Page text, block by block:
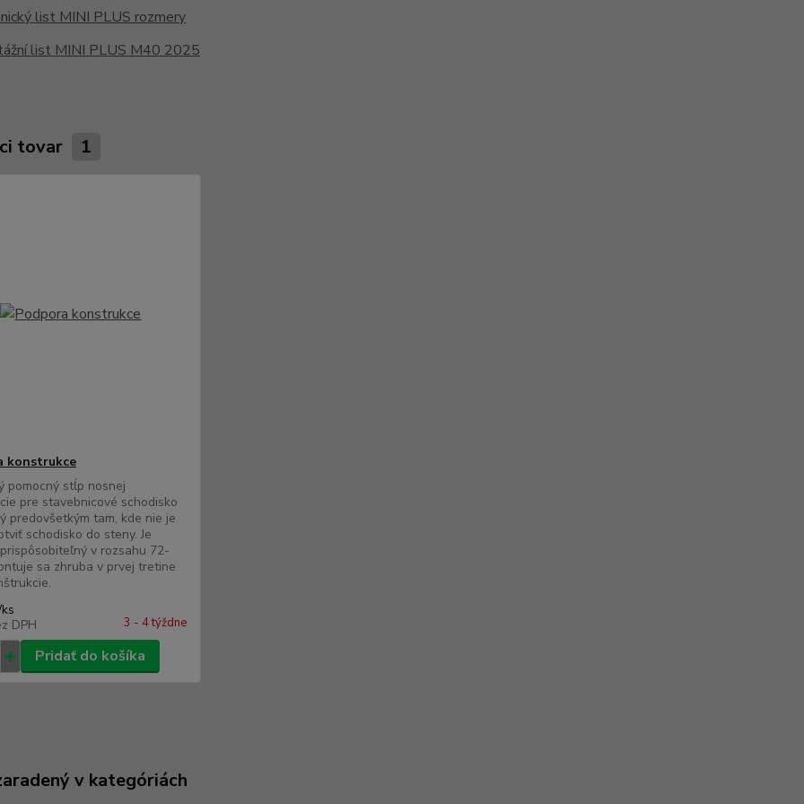
list MINI PLUS rozmery
list MINI PLUS M40 2025
tovar 1
konstrukce
pomocný stĺp nosnej
pre stavebnicové schodisko
predovšetkým tam, kde nie je
schodisko do steny. Je
v rozsahu 72-
sa zhruba v prvej tretine
ks
DPH 3 - 4 týždne
Pridať do košíka
v kategóriách